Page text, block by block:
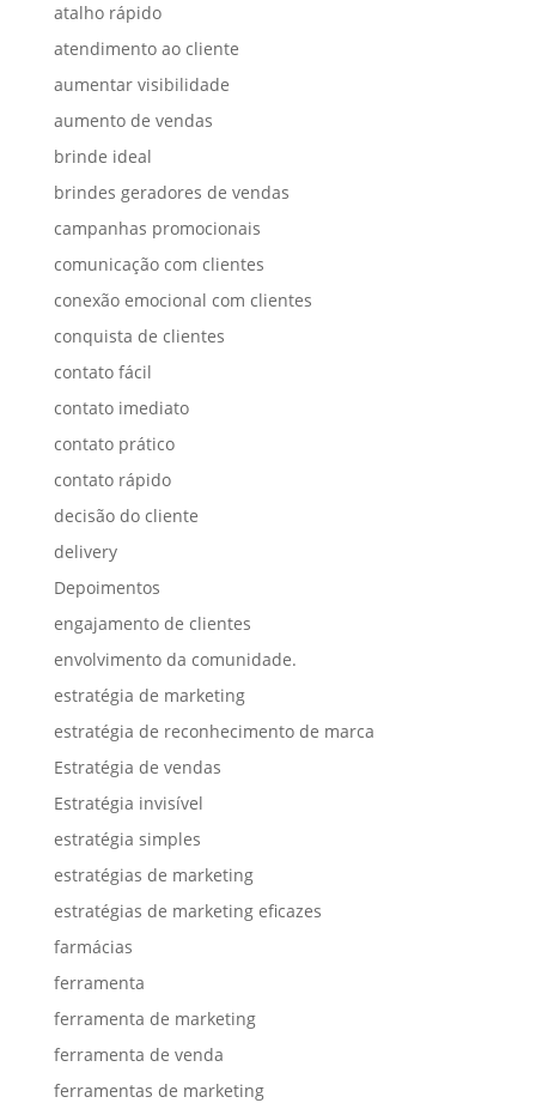
atalho rápido
atendimento ao cliente
aumentar visibilidade
aumento de vendas
brinde ideal
brindes geradores de vendas
campanhas promocionais
comunicação com clientes
conexão emocional com clientes
conquista de clientes
contato fácil
contato imediato
contato prático
contato rápido
decisão do cliente
delivery
Depoimentos
engajamento de clientes
envolvimento da comunidade.
estratégia de marketing
estratégia de reconhecimento de marca
Estratégia de vendas
Estratégia invisível
estratégia simples
estratégias de marketing
estratégias de marketing eficazes
farmácias
ferramenta
ferramenta de marketing
ferramenta de venda
ferramentas de marketing